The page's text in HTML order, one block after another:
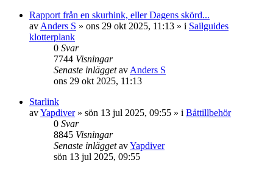
Rapport från en skurhink, eller Dagens skörd...
av Anders S » ons 29 okt 2025, 11:13 » i Sailguides
klotterplank
0 Svar
7744 Visningar
Senaste inläggetav Anders S
ons 29 okt 2025, 11:13
Starlink
avYapdiver» sön 13 jul 2025, 09:55 » i Båttillbehör
0 Svar
8845 Visningar
Senaste inläggetavYapdiver
sön 13 jul 2025, 09:55